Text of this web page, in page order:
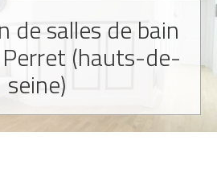
de salles de bain
(hauts-de-
seine)